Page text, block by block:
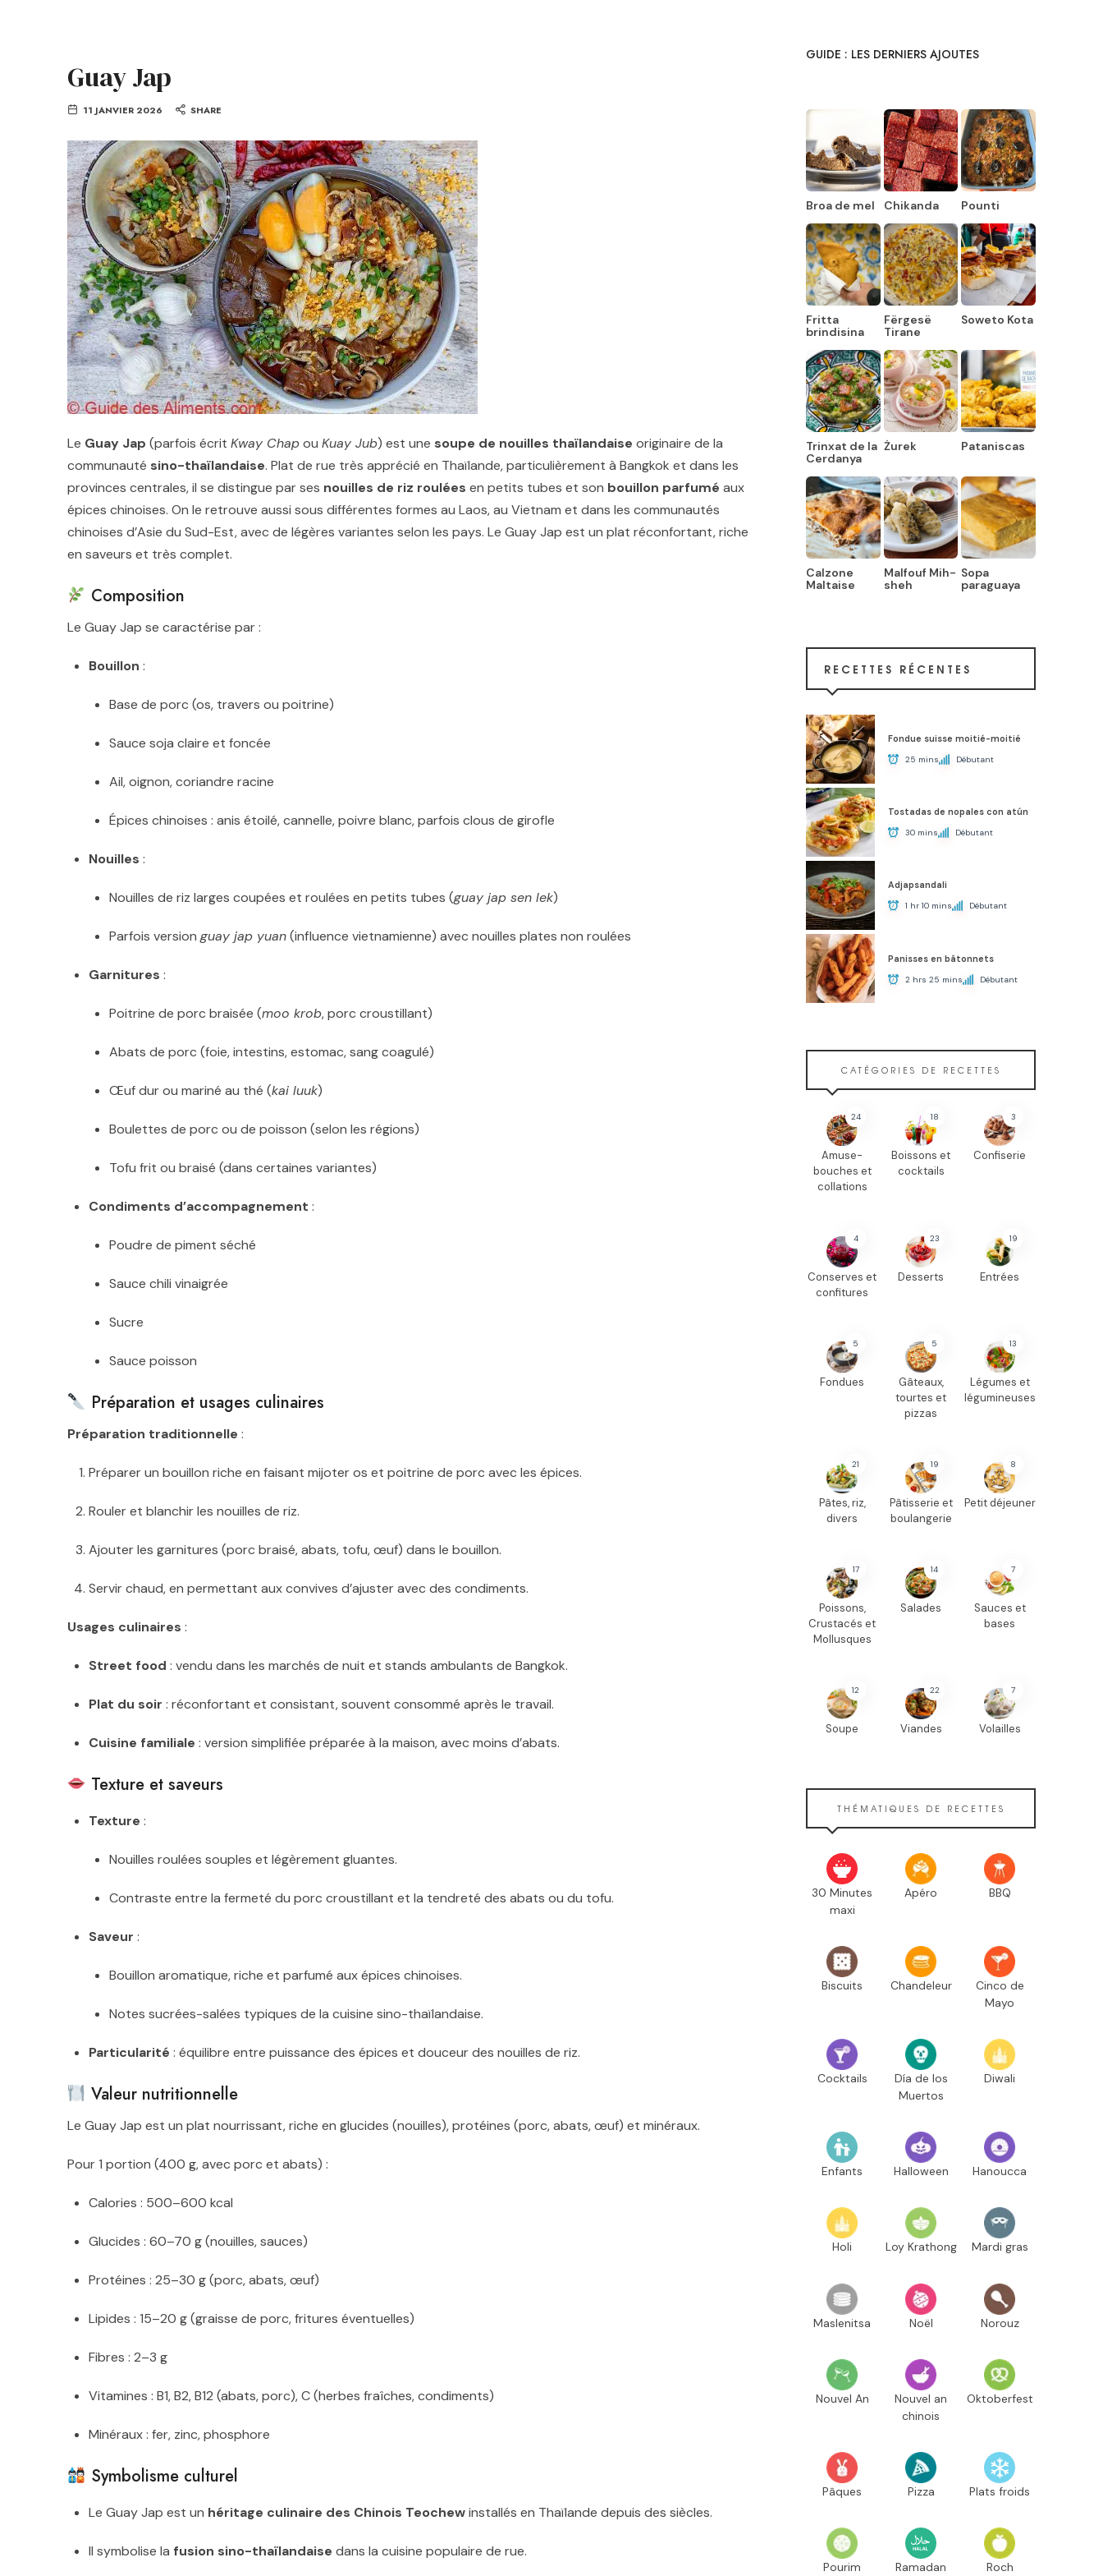
Guay Jap
11 JANVIER 2026 SHARE
Le Guay Jap (parfois écrit Kway Chapou Kuay Jub) est une soupe de nouilles thaïlandaise originaire de la
communauté sino-thaïlandaise. Plat de rue très apprécié en Thaïlande, particulièrement à Bangkok et dans les
provinces centrales, il se distingue par ses nouilles de riz roulées en petits tubes et son bouillon parfumé aux
épices chinoises. On le retrouve aussi sous différentes formes au Laos, au Vietnam et dans les communautés
chinoises d’Asie du Sud-Est, avec de légères variantes selon les pays. Le Guay Jap est un plat réconfortant, riche
en saveurs et très complet.
Composition
Le Guay Jap se caractérise par :
Bouillon :
Base de porc (os, travers ou poitrine)
Sauce soja claire et foncée
Ail, oignon, coriandre racine
Épices chinoises : anis étoilé, cannelle, poivre blanc, parfois clous de girofle
Nouilles :
Nouilles de riz larges coupées et roulées en petits tubes (guay jap sen lek)
Parfois versionguay jap yuan(influence vietnamienne) avec nouilles plates non roulées
Garnitures :
Poitrine de porc braisée (moo krob, porc croustillant)
Abats de porc (foie, intestins, estomac, sang coagulé)
Œuf dur ou mariné au thé (kai luuk)
Boulettes de porc ou de poisson (selon les régions)
Tofu frit ou braisé (dans certaines variantes)
Condiments d’accompagnement :
Poudre de piment séché
Sauce chili vinaigrée
Sucre
Sauce poisson
Préparation et usages culinaires
Préparation traditionnelle :
Préparer un bouillon riche en faisant mijoter os et poitrine de porc avec les épices.
Rouler et blanchir les nouilles de riz.
Ajouter les garnitures (porc braisé, abats, tofu, œuf) dans le bouillon.
Servir chaud, en permettant aux convives d’ajuster avec des condiments.
Usages culinaires :
Street food : vendu dans les marchés de nuit et stands ambulants de Bangkok.
Plat du soir : réconfortant et consistant, souvent consommé après le travail.
Cuisine familiale : version simplifiée préparée à la maison, avec moins d’abats.
Texture et saveurs
Texture :
Nouilles roulées souples et légèrement gluantes.
Contraste entre la fermeté du porc croustillant et la tendreté des abats ou du tofu.
Saveur :
Bouillon aromatique, riche et parfumé aux épices chinoises.
Notes sucrées-salées typiques de la cuisine sino-thaïlandaise.
Particularité : équilibre entre puissance des épices et douceur des nouilles de riz.
Valeur nutritionnelle
Le Guay Jap est un plat nourrissant, riche en glucides (nouilles), protéines (porc, abats, œuf) et minéraux.
Pour 1 portion (400 g, avec porc et abats) :
Calories : 500–600 kcal
Glucides : 60–70 g (nouilles, sauces)
Protéines : 25–30 g (porc, abats, œuf)
Lipides : 15–20 g (graisse de porc, fritures éventuelles)
Fibres : 2–3 g
Vitamines : B1, B2, B12 (abats, porc), C (herbes fraîches, condiments)
Minéraux : fer, zinc, phosphore
Symbolisme culturel
Le Guay Jap est un héritage culinaire des Chinois Teochewinstallés en Thaïlande depuis des siècles.
Il symbolise la fusion sino-thaïlandaise dans la cuisine populaire de rue.
GUIDE : LES DERNIERS AJOUTES
Broa de mel Chikanda Pounti
Fritta
brindisina
Fërgesë
Tirane
Soweto Kota
Trinxat de la
Cerdanya
Żurek Pataniscas
Calzone
Maltaise
Malfouf Mih-
sheh
Sopa
paraguaya
RECETTES RÉCENTES
Fondue suisse moitié-moitié
25 mins Débutant
Tostadas de nopales con atún
30 mins Débutant
Adjapsandali
1 hr 10 mins Débutant
Panisses en bâtonnets
2 hrs 25 mins Débutant
CATÉGORIES DE RECETTES
24
Amuse-
bouches et
collations
18
Boissons et
cocktails
3
Confiserie
4
Conserves et
confitures
23
Desserts
19
Entrées
5
Fondues
5
Gâteaux,
tourtes et
pizzas
13
Légumes et
légumineuses
21
Pâtes, riz,
divers
19
Pâtisserie et
boulangerie
8
Petit déjeuner
17
Poissons,
Crustacés et
Mollusques
14
Salades
7
Sauces et
bases
12
Soupe
22
Viandes
7
Volailles
THÉMATIQUES DE RECETTES
30 Minutes
maxi
Apéro BBQ
Biscuits Chandeleur
Cinco de
Mayo
Cocktails
Día de los
Muertos
Diwali
Enfants Halloween Hanoucca
Holi Loy Krathong Mardi gras
Maslenitsa Noël Norouz
Nouvel An
Nouvel an
chinois
Oktoberfest
Pâques Pizza Plats froids
Pourim Ramadan Roch